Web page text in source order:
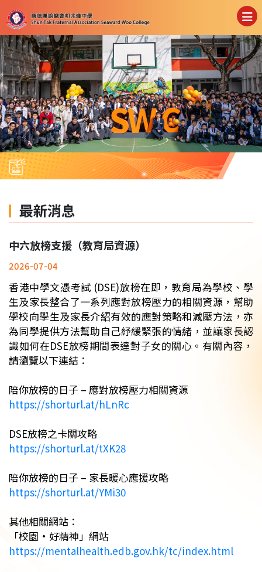
最新消息
中六放榜支援（教育局資源）
2026-07-04
香港中學文憑考試 (DSE)放榜在即，教育局為學校、學
生及家長整合了一系列應對放榜壓力的相關資源，幫助
學校向學生及家長介紹有效的應對策略和減壓方法，亦
為同學提供方法幫助自己紓緩緊張的情緒，並讓家長認
識如何在DSE放榜期間表達對子女的關心。有關內容，
請瀏覽以下連結：
陪你放榜的日子 – 應對放榜壓力相關資源
https://shorturl.at/hLnRc
DSE放榜之卡關攻略
https://shorturl.at/tXK28
陪你放榜的日子 – 家長暖心應援攻略
https://shorturl.at/YMi30
其他相關網站：
「校園•好精神」網站
https://mentalhealth.edb.gov.hk/tc/index.html